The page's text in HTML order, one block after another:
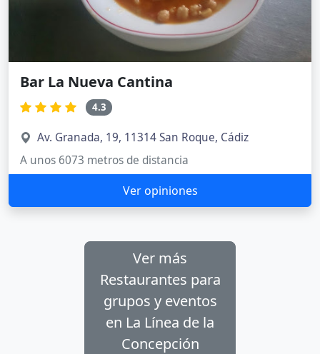
Bar La Nueva Cantina
4.3
Av. Granada, 19, 11314 San Roque, Cádiz
A unos 6073 metros de distancia
Ver opiniones
Ver más
Restaurantes para
grupos y eventos
en La Línea de la
Concepción